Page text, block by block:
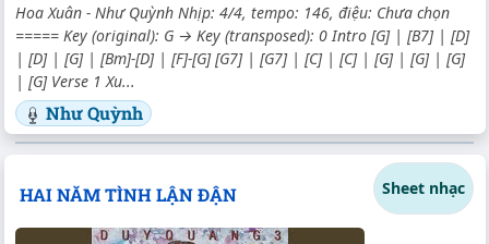
Hoa Xuân - Như Quỳnh Nhịp: 4/4, tempo: 146, điệu: Chưa chọn
===== Key (original): G → Key (transposed): 0 Intro [G] | [B7] | [D]
| [D] | [G] | [Bm]-[D] | [F]-[G] [G7] | [G7] | [C] | [C] | [G] | [G] | [G]
| [G] Verse 1 Xu...
Như Quỳnh
HAI NĂM TÌNH LẬN ĐẬN Sheet nhạc